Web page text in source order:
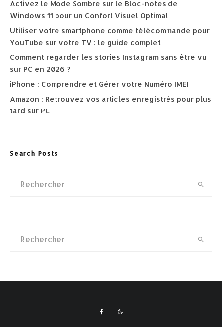
Activez le Mode Sombre sur le Bloc-notes de
Windows 11 pour un Confort Visuel Optimal
Utiliser votre smartphone comme télécommande pour
YouTube sur votre TV : le guide complet
Comment regarder les stories Instagram sans être vu
sur PC en 2026 ?
iPhone : Comprendre et Gérer votre Numéro IMEI
Amazon : Retrouvez vos articles enregistrés pour plus
tard sur PC
Search Posts